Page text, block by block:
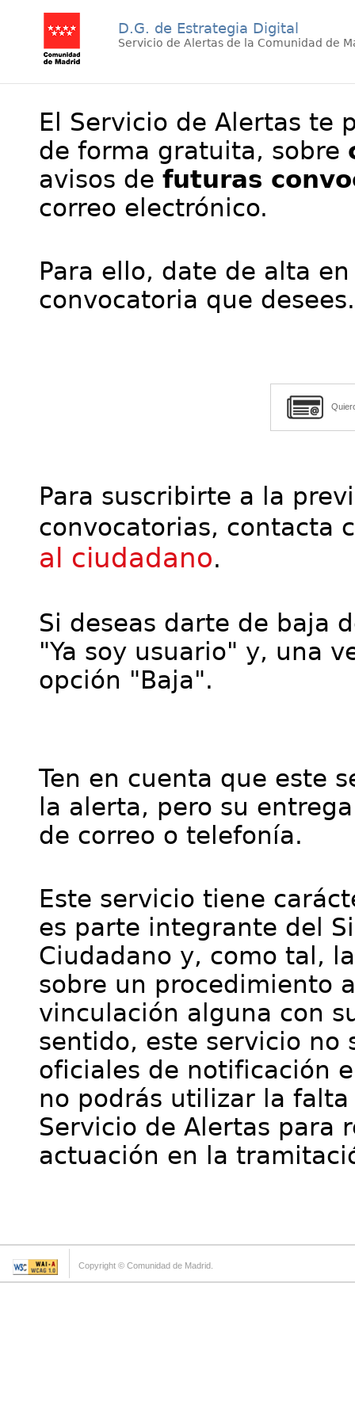
D.G. de Estrategia Digital
Servicio de Alertas de la Comunidad de
El Servicio de Alertas te
de forma gratuita, sobre
avisos de futuras
correo electrónico.
Para ello, date de alta
convocatoria que desees.
Para suscribirte a la
convocatorias, contacta
al ciudadano.
Si deseas darte de baja
"Ya soy usuario" y, una
opción "Baja".
Ten en cuenta que este
la alerta, pero su
de correo o telefonía.
Este servicio tiene
es parte integrante del
Ciudadano y, como tal,
sobre un procedimiento
vinculación alguna con
sentido, este servicio no
oficiales de notificación
no podrás utilizar la
Servicio de Alertas para
actuación en la
Copyright © Comunidad de Madrid.